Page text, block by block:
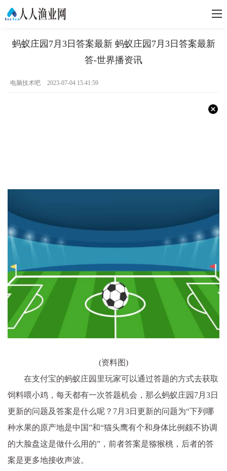
蚂蚁庄园7月3日答案最新 蚂蚁庄园7月3日答案最新
答-世界播资讯
电脑技术吧 2023-07-04 15:41:59
(资料图)
在支付宝的蚂蚁庄园里玩家可以通过答题的方式去获取
饲料喂小鸡，每天都有一次答题机会，那么蚂蚁庄园7月3日
更新的问题及答案是什么呢？7月3日更新的问题为“下列哪
种水果的原产地是中国”和“猫头鹰有个和身体比例颇不协调
的大脸盘这是做什么用的”，前者答案是猕猴桃，后者的答
案是更多地接收声波。